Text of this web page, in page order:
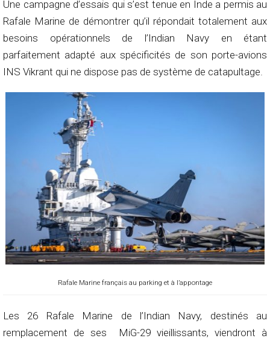
Une campagne d’essais qui s’est tenue en Inde a permis au
Rafale Marine de démontrer qu’il répondait totalement aux
besoins opérationnels de l’Indian Navy en étant
parfaitement adapté aux spécificités de son porte-avions
INS Vikrant qui ne dispose pas de système de catapultage.
Rafale Marine français au parking et à l’appontage
Les 26 Rafale Marine de l’Indian Navy, destinés au
remplacement de ses MiG-29 vieillissants, viendront à